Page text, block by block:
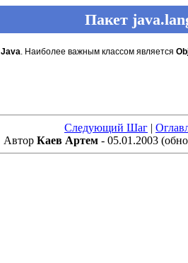
Пакет
Java . Наиболее важным классом является
Следующий Шаг |
Автор Каев Артем - 05.01.2003